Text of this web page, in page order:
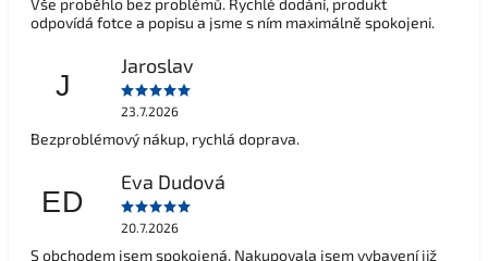
Vše proběhlo bez problémů. Rychlé dodání, produkt
odpovídá fotce a popisu a jsme s ním maximálně spokojeni.
J
Jaroslav
23.7.2026
Bezproblémový nákup, rychlá doprava.
ED
Eva Dudová
20.7.2026
S obchodem jsem spokojená. Nakupovala jsem vybavení již